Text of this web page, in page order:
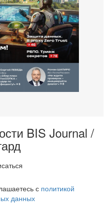
BIS Journal /
с политикой
данных